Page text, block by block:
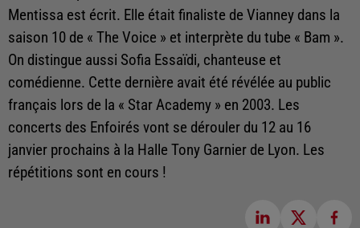
Mentissa est écrit. Elle était finaliste de Vianney dans la
saison 10 de « The Voice » et interprète du tube « Bam ».
On distingue aussi Sofia Essaïdi, chanteuse et
comédienne. Cette dernière avait été révélée au public
français lors de la « Star Academy » en 2003. Les
concerts des Enfoirés vont se dérouler du 12 au 16
janvier prochains à la Halle Tony Garnier de Lyon. Les
répétitions sont en cours !